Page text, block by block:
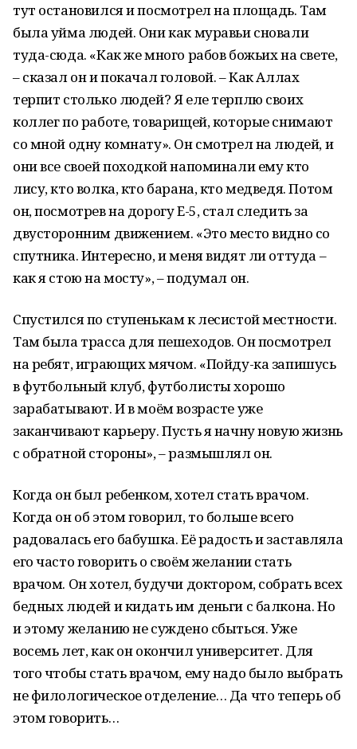
тут остановился и посмотрел на площадь. Там
была уйма людей. Они как муравьи сновали
туда-сюда. «Как же много рабов божьих на свете,
– сказал он и покачал головой. – Как Аллах
терпит столько людей? Я еле терплю своих
коллег по работе, товарищей, которые снимают
со мной одну комнату». Он смотрел на людей, и
они все своей походкой напоминали ему кто
лису, кто волка, кто барана, кто медведя. Потом
он, посмотрев на дорогу Е-5, стал следить за
двусторонним движением. «Это место видно со
спутника. Интересно, и меня видят ли оттуда –
как я стою на мосту», – подумал он.
Спустился по ступенькам к лесистой местности.
Там была трасса для пешеходов. Он посмотрел
на ребят, играющих мячом. «Пойду-ка запишусь
в футбольный клуб, футболисты хорошо
зарабатывают. И в моём возрасте уже
заканчивают карьеру. Пусть я начну новую жизнь
с обратной стороны», – размышлял он.
Когда он был ребенком, хотел стать врачом.
Когда он об этом говорил, то больше всего
радовалась его бабушка. Её радость и заставляла
его часто говорить о своём желании стать
врачом. Он хотел, будучи доктором, собрать всех
бедных людей и кидать им деньги с балкона. Но
и этому желанию не суждено сбыться. Уже
восемь лет, как он окончил университет. Для
того чтобы стать врачом, ему надо было выбрать
не филологическое отделение… Да что теперь об
этом говорить…